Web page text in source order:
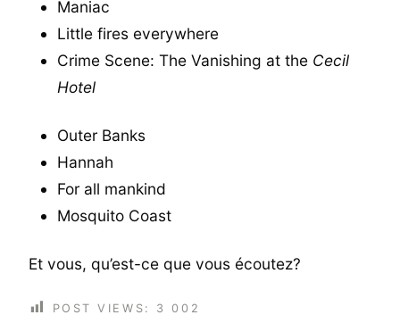
Maniac
Little fires everywhere
Crime Scene: The Vanishing at the Cecil
Hotel
Outer Banks
Hannah
For all mankind
Mosquito Coast
Et vous, qu’est-ce que vous écoutez?
POST VIEWS: 3 002